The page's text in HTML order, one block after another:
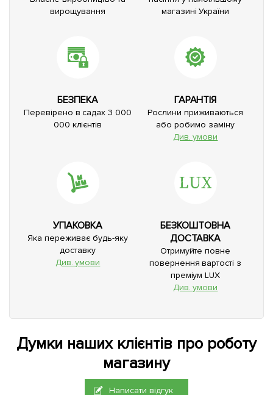
вирощування
магазині України
БЕЗПЕКА
Перевірено в садах 3 000
000 клієнтів
ГАРАНТІЯ
Рослини приживаються
або робимо заміну
Див. умови
УПАКОВКА
Яка переживає будь-яку
доставку
Див. умови
БЕЗКОШТОВНА
ДОСТАВКА
Отримуйте повне
повернення вартості з
преміум LUX
Див. умови
Думки наших клієнтів про роботу
магазину
Написати відгук